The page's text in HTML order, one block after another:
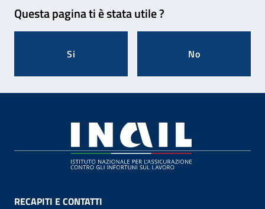
Questa pagina ti è stata utile ?
Si No
RECAPITI E CONTATTI